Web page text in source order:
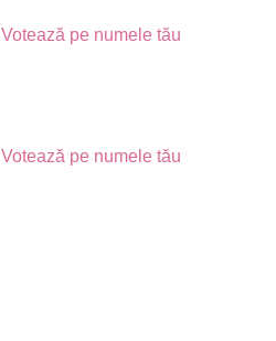
Votează pe numele tău
Votează pe numele tău